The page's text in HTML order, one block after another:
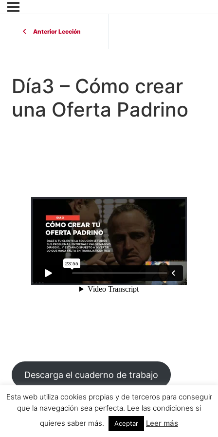
Anterior Lección
Día3 – Cómo crear
una Oferta Padrino
Descarga el cuaderno de trabajo
Esta web utiliza cookies propias y de terceros para conseguir
que la navegación sea perfecta. Lee las condiciones si
quieres saber más.
Aceptar Leer más